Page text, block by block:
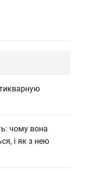
чому вона
і як з нею